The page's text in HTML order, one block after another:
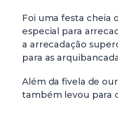
Foi uma festa cheia
especial para
a arrecadação
para as
Além da fivela de
também levou para